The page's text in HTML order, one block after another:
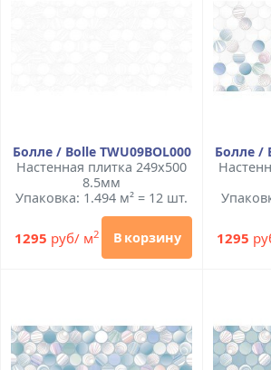
Болле / Bolle TWU09BOL000
Настенная плитка 249x500
8.5мм
Упаковка: 1.494 м² = 12 шт.
1295 руб/ м2 В корзину
Болле /
1295